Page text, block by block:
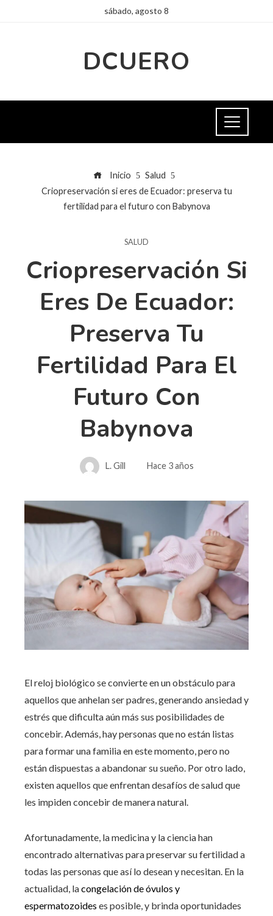
sábado, agosto 8
DCUERO
Inicio
Salud
Criopreservación si eres de Ecuador: preserva tu
fertilidad para el futuro con Babynova
SALUD
Criopreservación Si
Eres De Ecuador:
Preserva Tu
Fertilidad Para El
Futuro Con
Babynova
L. Gill Hace 3 años
El reloj biológico se convierte en un obstáculo para
aquellos que anhelan ser padres, generando ansiedad y
estrés que dificulta aún más sus posibilidades de
concebir. Además, hay personas que no están listas
para formar una familia en este momento, pero no
están dispuestas a abandonar su sueño. Por otro lado,
existen aquellos que enfrentan desafíos de salud que
les impiden concebir de manera natural.
Afortunadamente, la medicina y la ciencia han
encontrado alternativas para preservar su fertilidad a
todas las personas que así lo desean y necesitan. En la
actualidad, lacongelación de óvulos y
espermatozoides es posible, y brinda oportunidades